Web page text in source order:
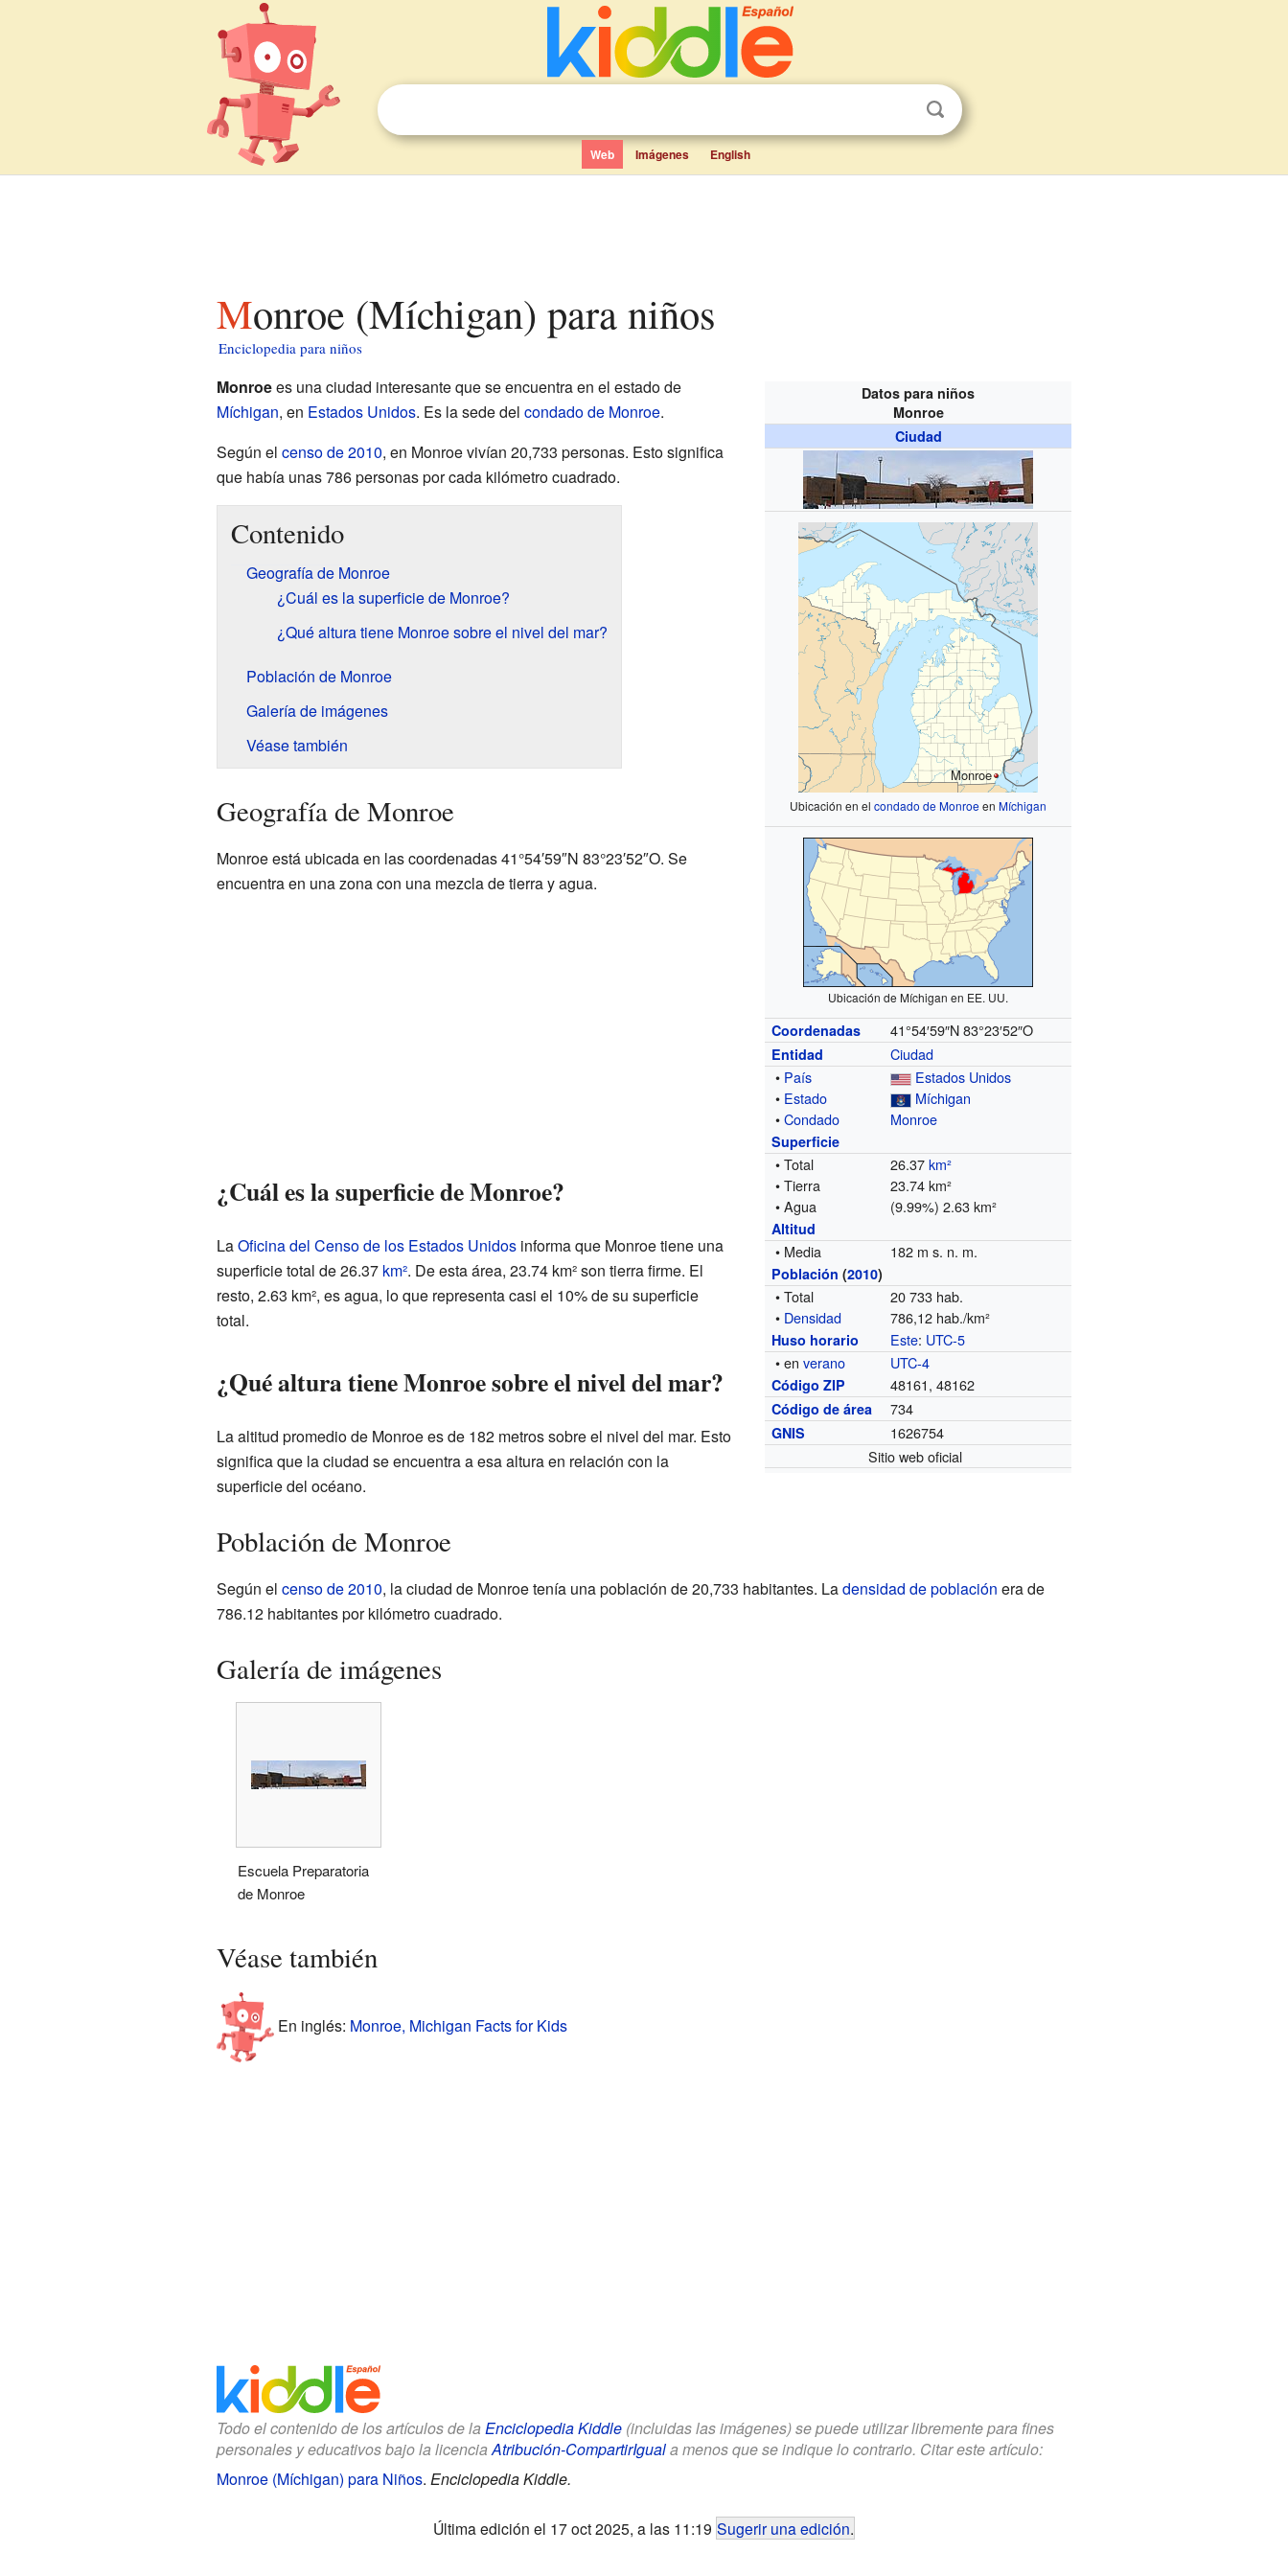
Web Imágenes English
Monroe (Míchigan) para niños
Enciclopedia para niños
Datos para niños
Monroe
Ciudad
Monroe
Ubicación en elcondado de MonroeenMíchigan
Ubicación de Míchigan en EE. UU.
Coordenadas 41°54′59″N 83°23′52″O
Entidad
Ciudad
• País
Estados Unidos
• Estado
Míchigan
•Condado Monroe
Superficie
• Total 26.37km²
• Tierra
23.74 km²
• Agua
(9.99%) 2.63 km²
Altitud
• Media 182 m s. n. m.
Población (2010)
• Total
20 733 hab.
• Densidad 786,12 hab./km²
Huso horario Este: UTC-5
• enverano UTC-4
Código ZIP 48161, 48162
Código de área 734
GNIS
1626754
Sitio web oficial
Monroees una ciudad interesante que se encuentra en el estado de
Míchigan, en Estados Unidos. Es la sede del condado de Monroe.
Según el censo de 2010, en Monroe vivían 20,733 personas. Esto significa
que había unas 786 personas por cada kilómetro cuadrado.
Contenido
Geografía de Monroe
¿Cuál es la superficie de Monroe?
¿Qué altura tiene Monroe sobre el nivel del mar?
Población de Monroe
Galería de imágenes
Véase también
Geografía de Monroe
Monroe está ubicada en las coordenadas 41°54′59″N 83°23′52″O. Se
encuentra en una zona con una mezcla de tierra y agua.
¿Cuál es la superficie de Monroe?
LaOficina del Censo de los Estados Unidosinforma que Monroe tiene una
superficie total de 26.37 km². De esta área, 23.74 km² son tierra firme. El
resto, 2.63 km², es agua, lo que representa casi el 10% de su superficie
total.
¿Qué altura tiene Monroe sobre el nivel del mar?
La altitud promedio de Monroe es de 182 metros sobre el nivel del mar. Esto
significa que la ciudad se encuentra a esa altura en relación con la
superficie del océano.
Población de Monroe
Según el censo de 2010, la ciudad de Monroe tenía una población de 20,733 habitantes. Ladensidad de población era de
786.12 habitantes por kilómetro cuadrado.
Galería de imágenes
Escuela Preparatoria
de Monroe
Véase también
En inglés: Monroe, Michigan Facts for Kids
Todo el contenido de los artículos de la Enciclopedia Kiddle(incluidas las imágenes) se puede utilizar libremente para fines
personales y educativos bajo la licencia Atribución-CompartirIguala menos que se indique lo contrario. Citar este artículo:
Monroe (Míchigan) para Niños. Enciclopedia Kiddle.
Última edición el 17 oct 2025, a las 11:19 Sugerir una edición.